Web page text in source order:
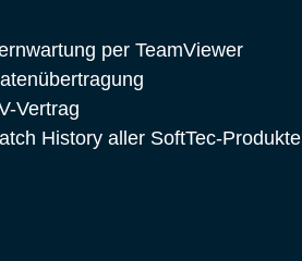
per TeamViewer
Vertrag
History aller SoftTec-Produkte